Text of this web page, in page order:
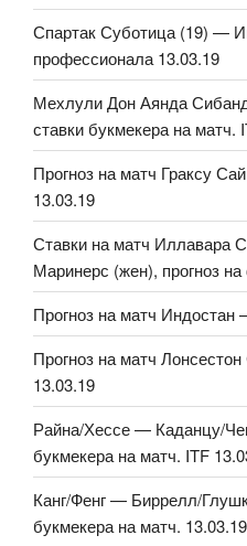
Спартак Суботица (19) —
профессионала 13.03.19
Мехлули Дон Аянда
ставки букмекера на матч.
Прогноз на матч Граксу
13.03.19
Ставки на матч Иллавара
Маринерс (жен), прогноз
Прогноз на матч Индостан
Прогноз на матч
13.03.19
Райна/Хессе — Каданцу/
букмекера на матч. ITF
Канг/Фенг — Биррелл/
букмекера на матч. 13.03.19